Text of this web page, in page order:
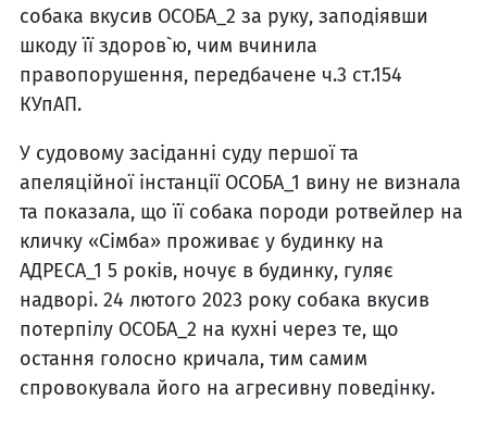
собака вкусив ОСОБА_2 за руку, заподіявши
шкоду її здоров`ю, чим вчинила
правопорушення, передбачене ч.3 ст.154
КУпАП.
У судовому засіданні суду першої та
апеляційної інстанції ОСОБА_1 вину не визнала
та показала, що її собака породи ротвейлер на
кличку «Сімба» проживає у будинку на
АДРЕСА_1 5 років, ночує в будинку, гуляє
надворі. 24 лютого 2023 року собака вкусив
потерпілу ОСОБА_2 на кухні через те, що
остання голосно кричала, тим самим
спровокувала його на агресивну поведінку.